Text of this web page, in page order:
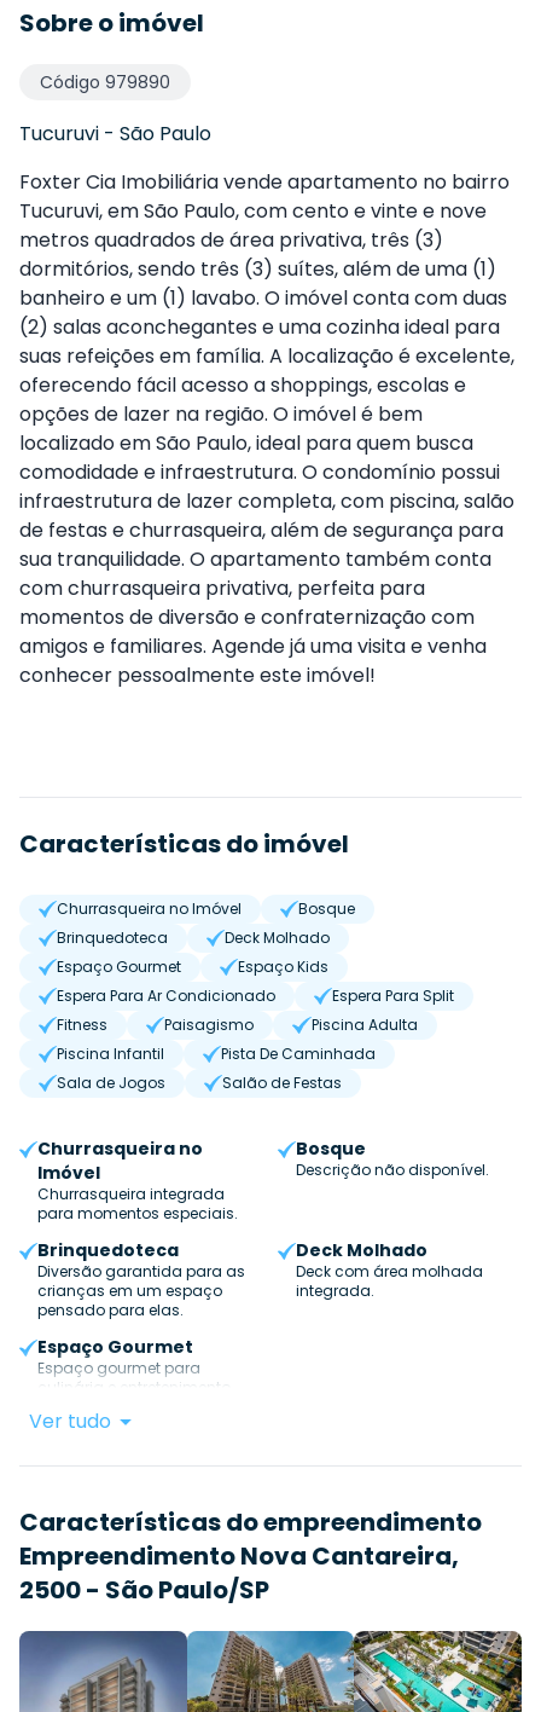
Sobre o imóvel
Código 979890
Tucuruvi - São Paulo
Foxter Cia Imobiliária vende apartamento no bairro
Tucuruvi, em São Paulo, com cento e vinte e nove
metros quadrados de área privativa, três (3)
dormitórios, sendo três (3) suítes, além de uma (1)
banheiro e um (1) lavabo. O imóvel conta com duas
(2) salas aconchegantes e uma cozinha ideal para
suas refeições em família. A localização é excelente,
oferecendo fácil acesso a shoppings, escolas e
opções de lazer na região. O imóvel é bem
localizado em São Paulo, ideal para quem busca
comodidade e infraestrutura. O condomínio possui
infraestrutura de lazer completa, com piscina, salão
de festas e churrasqueira, além de segurança para
sua tranquilidade. O apartamento também conta
com churrasqueira privativa, perfeita para
momentos de diversão e confraternização com
amigos e familiares. Agende já uma visita e venha
conhecer pessoalmente este imóvel!
Características do imóvel
Churrasqueira no Imóvel
Bosque
Brinquedoteca
Deck Molhado
Espaço Gourmet
Espaço Kids
Espera Para Ar Condicionado
Espera Para Split
Fitness
Paisagismo
Piscina Adulta
Piscina Infantil
Pista De Caminhada
Sala de Jogos
Salão de Festas
Churrasqueira no
Imóvel
Churrasqueira integrada
para momentos especiais.
Bosque
Descrição não disponível.
Brinquedoteca
Diversão garantida para as
crianças em um espaço
pensado para elas.
Deck Molhado
Deck com área molhada
integrada.
Espaço Gourmet
Espaço gourmet para
culinária e entretenimento.
Ver tudo
Características do empreendimento
Empreendimento Nova Cantareira,
2500 - São Paulo/SP